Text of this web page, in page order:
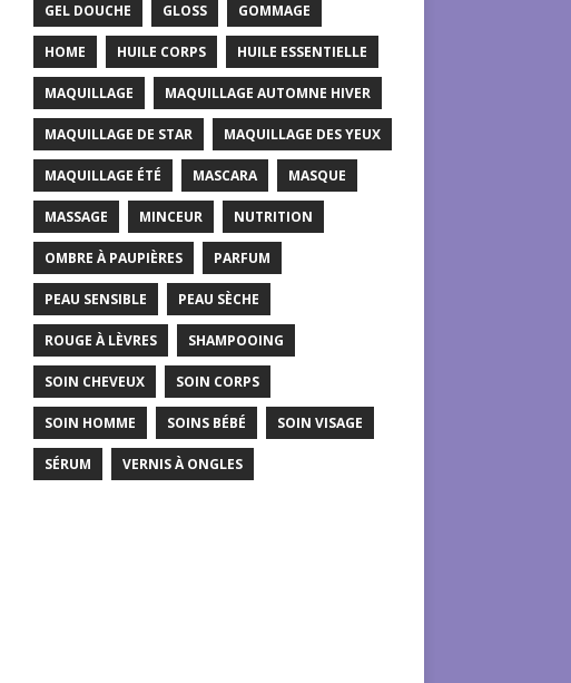
GEL DOUCHE GLOSS GOMMAGE
HOME HUILE CORPS HUILE ESSENTIELLE
MAQUILLAGE MAQUILLAGE AUTOMNE HIVER
MAQUILLAGE DE STAR MAQUILLAGE DES YEUX
MAQUILLAGE ÉTÉ MASCARA MASQUE
MASSAGE MINCEUR NUTRITION
OMBRE À PAUPIÈRES PARFUM
PEAU SENSIBLE PEAU SÈCHE
ROUGE À LÈVRES SHAMPOOING
SOIN CHEVEUX SOIN CORPS
SOIN HOMME SOINS BÉBÉ SOIN VISAGE
SÉRUM VERNIS À ONGLES